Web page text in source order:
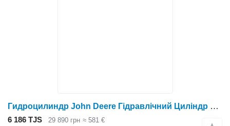
Гидроцилиндр John Deere Гідравлічний Циліндр AH162514 для жатки зерновой John Deere
6 186 TJS 29 890 грн ≈ 581 €